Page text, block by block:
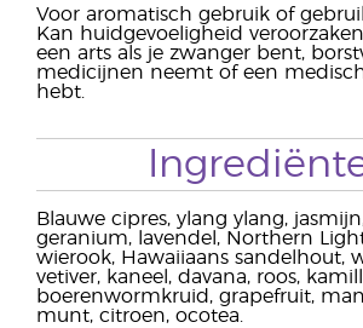
Voor aromatisch gebruik of
Kan huidgevoeligheid
een arts als je zwanger bent,
medicijnen neemt of een
hebt.
Blauwe cipres, ylang ylang,
geranium, lavendel, Northern
wierook, Hawaiiaans sandelhout,
vetiver, kaneel, davana, roos,
boerenwormkruid, grapefruit,
munt, citroen, ocotea.